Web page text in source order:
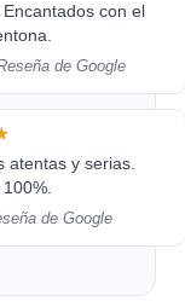
con el
de Google
atentas y serias.
de Google